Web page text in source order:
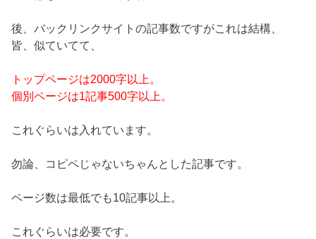
後、バックリンクサイトの記事数ですがこれは結構、
皆、似ていてて、
トップページは2000字以上。
個別ページは1記事500字以上。
これぐらいは入れています。
勿論、コピペじゃないちゃんとした記事です。
ページ数は最低でも10記事以上。
これぐらいは必要です。